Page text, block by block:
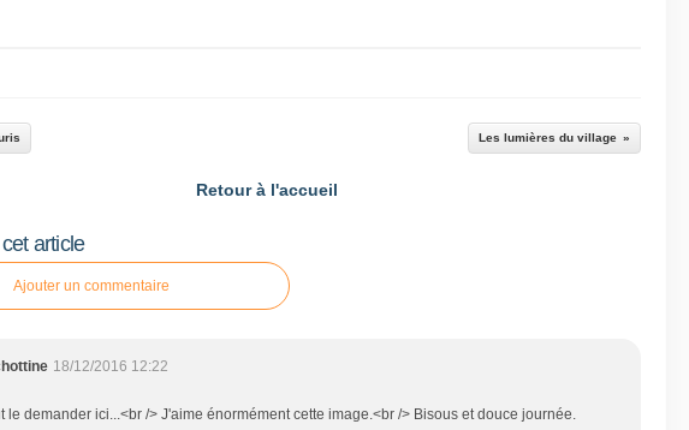
Les lumières du village
Retour à l'accueil
article
Ajouter un commentaire
18/12/2016 12:22
le demander ici...<br /> J'aime énormément cette image.<br /> Bisous et douce journée.